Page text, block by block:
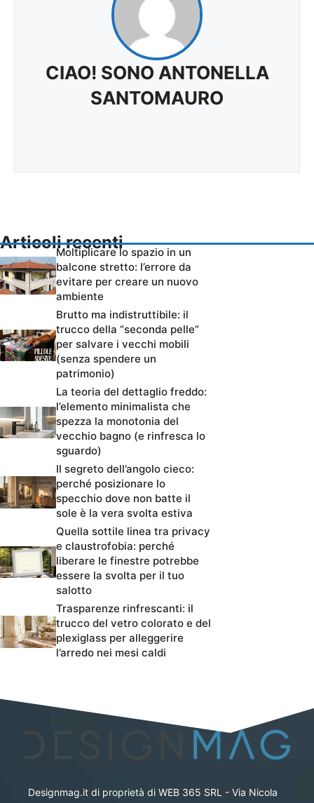
CIAO! SONO ANTONELLA
SANTOMAURO
Articoli recenti
Moltiplicare lo spazio in un
balcone stretto: l’errore da
evitare per creare un nuovo
ambiente
Brutto ma indistruttibile: il
trucco della “seconda pelle”
per salvare i vecchi mobili
(senza spendere un
patrimonio)
La teoria del dettaglio freddo:
l’elemento minimalista che
spezza la monotonia del
vecchio bagno (e rinfresca lo
sguardo)
Il segreto dell’angolo cieco:
perché posizionare lo
specchio dove non batte il
sole è la vera svolta estiva
Quella sottile linea tra privacy
e claustrofobia: perché
liberare le finestre potrebbe
essere la svolta per il tuo
salotto
Trasparenze rinfrescanti: il
trucco del vetro colorato e del
plexiglass per alleggerire
l’arredo nei mesi caldi
Designmag.it di proprietà di WEB 365 SRL - Via Nicola